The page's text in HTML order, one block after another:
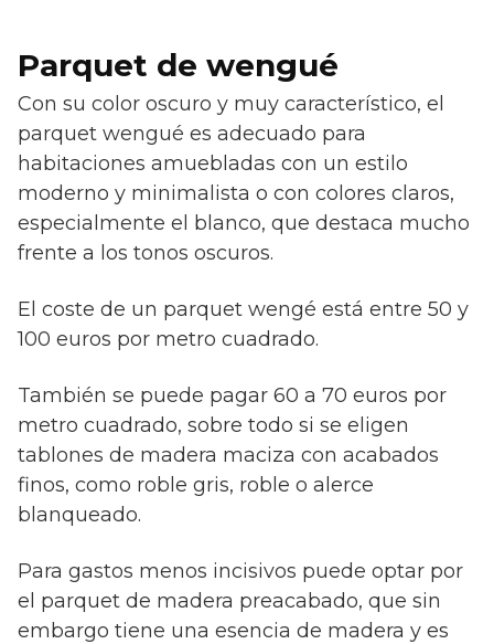
Parquet de wengué
Con su color oscuro y muy característico, el
parquet wengué es adecuado para
habitaciones amuebladas con un estilo
moderno y minimalista o con colores claros,
especialmente el blanco, que destaca mucho
frente a los tonos oscuros.
El coste de un parquet wengé está entre 50 y
100 euros por metro cuadrado.
También se puede pagar 60 a 70 euros por
metro cuadrado, sobre todo si se eligen
tablones de madera maciza con acabados
finos, como roble gris, roble o alerce
blanqueado.
Para gastos menos incisivos puede optar por
el parquet de madera preacabado, que sin
embargo tiene una esencia de madera y es